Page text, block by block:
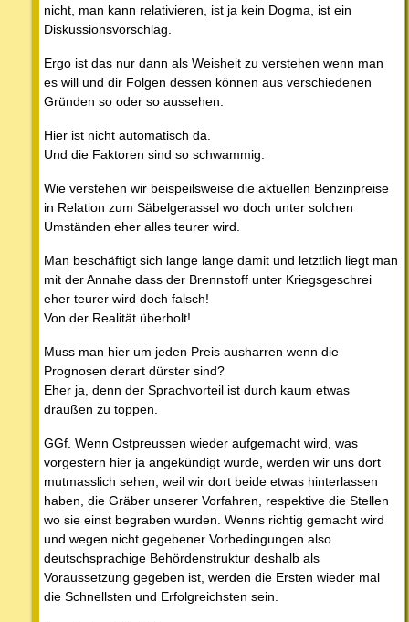
nicht, man kann relativieren, ist ja kein Dogma, ist ein
Diskussionsvorschlag.
Ergo ist das nur dann als Weisheit zu verstehen wenn man
es will und dir Folgen dessen können aus verschiedenen
Gründen so oder so aussehen.
Hier ist nicht automatisch da.
Und die Faktoren sind so schwammig.
Wie verstehen wir beispeilsweise die aktuellen Benzinpreise
in Relation zum Säbelgerassel wo doch unter solchen
Umständen eher alles teurer wird.
Man beschäftigt sich lange lange damit und letztlich liegt man
mit der Annahe dass der Brennstoff unter Kriegsgeschrei
eher teurer wird doch falsch!
Von der Realität überholt!
Muss man hier um jeden Preis ausharren wenn die
Prognosen derart dürster sind?
Eher ja, denn der Sprachvorteil ist durch kaum etwas
draußen zu toppen.
GGf. Wenn Ostpreussen wieder aufgemacht wird, was
vorgestern hier ja angekündigt wurde, werden wir uns dort
mutmasslich sehen, weil wir dort beide etwas hinterlassen
haben, die Gräber unserer Vorfahren, respektive die Stellen
wo sie einst begraben wurden. Wenns richtig gemacht wird
und wegen nicht gegebener Vorbedingungen also
deutschsprachige Behördenstruktur deshalb als
Voraussetzung gegeben ist, werden die Ersten wieder mal
die Schnellsten und Erfolgreichsten sein.